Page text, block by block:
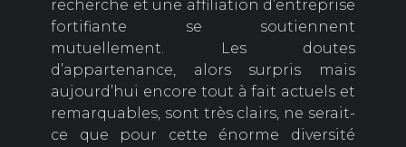
recherche et une affiliation d’entreprise
fortifiante se soutiennent
mutuellement. Les doutes
d’appartenance, alors surpris mais
aujourd’hui encore tout à fait actuels et
remarquables, sont très clairs, ne serait-
ce que pour cette énorme diversité